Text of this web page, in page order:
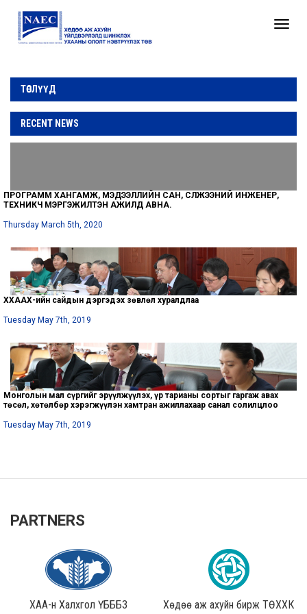
Toggle
ТӨСЛҮҮД
RECENT NEWS
ПРОГРАММ ХАНГАМЖ, МЭДЭЭЛЛИЙН САН, СҮЛЖЭЭНИЙ ИНЖЕНЕР,
ТЕХНИКЧ МЭРГЭЖИЛТЭН АЖИЛД АВНА.
Thursday March 5th, 2020
ХХААХҮ-ийн сайдын дэргэдэх зөвлөл хуралдлаа
Tuesday May 7th, 2019
Монголын мал сүргийг эрүүлжүүлэх, үр тарианы сортыг гаргаж авах
төсөл, хөтөлбөр хэрэгжүүлэн хамтран ажиллахаар санал солилцлоо
Tuesday May 7th, 2019
PARTNERS
ХАА-н Халхгол ҮБББЗ Хөдөө аж ахуйн бирж ТӨХХК